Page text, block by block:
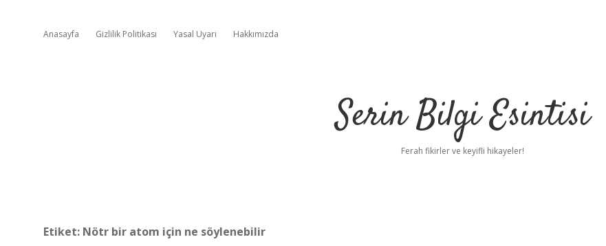
Anasayfa Gizlilik Politikası Yasal Uyarı Hakkımızda
Serin Bilgi Esintisi
Ferah fikirler ve keyifli hikayeler!
Etiket: Nötr bir atom için ne söylenebilir